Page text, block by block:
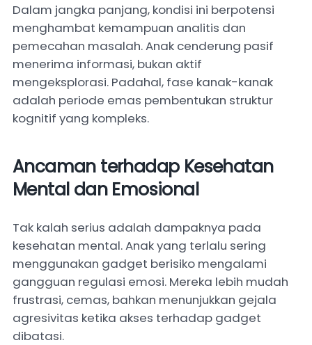
Dalam jangka panjang, kondisi ini berpotensi
menghambat kemampuan analitis dan
pemecahan masalah. Anak cenderung pasif
menerima informasi, bukan aktif
mengeksplorasi. Padahal, fase kanak-kanak
adalah periode emas pembentukan struktur
kognitif yang kompleks.
Ancaman terhadap Kesehatan
Mental dan Emosional
Tak kalah serius adalah dampaknya pada
kesehatan mental. Anak yang terlalu sering
menggunakan gadget berisiko mengalami
gangguan regulasi emosi. Mereka lebih mudah
frustrasi, cemas, bahkan menunjukkan gejala
agresivitas ketika akses terhadap gadget
dibatasi.